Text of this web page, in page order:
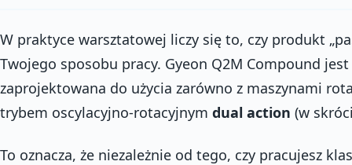
W praktyce warsztatowej liczy się to, czy produkt
Twojego sposobu pracy. Gyeon Q2M Compound jest
zaprojektowana do użycia zarówno z maszynami
trybem oscylacyjno-rotacyjnym dual action (w
To oznacza, że niezależnie od tego, czy pracujesz